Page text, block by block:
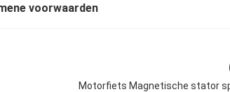
voorwaarden
Motorfiets Magnetische stator